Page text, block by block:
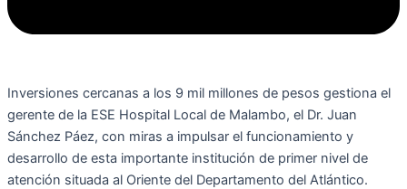
Inversiones cercanas a los 9 mil millones de pesos gestiona el
gerente de la ESE Hospital Local de Malambo, el Dr. Juan
Sánchez Páez, con miras a impulsar el funcionamiento y
desarrollo de esta importante institución de primer nivel de
atención situada al Oriente del Departamento del Atlántico.